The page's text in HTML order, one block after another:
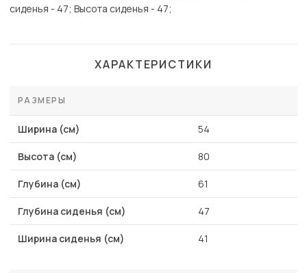
сиденья - 47; Высота сиденья - 47;
ХАРАКТЕРИСТИКИ
РАЗМЕРЫ
Ширина (см) 54
Высота (см) 80
Глубина (см) 61
Глубина сиденья (см) 47
Ширина сиденья (см) 41